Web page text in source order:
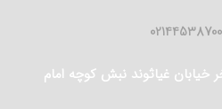
خیابان غیاثوند نبش کوچه امام